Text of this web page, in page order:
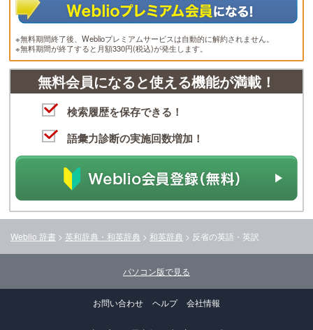
※無料期間終了後、Weblioプレミアムサービスは自動的に解約されません。
※無料期間が終了すると月額330円(税込)が発生します。
無料会員になると使える機能が満載！
検索履歴を保存できる！
語彙力診断の実施回数増加！
Weblio 辞書 > 英和辞典・和英辞典 > 和英辞典 > 反省の英語・英訳
パソコン版で見る
お問い合わせ ヘルプ 会社情報